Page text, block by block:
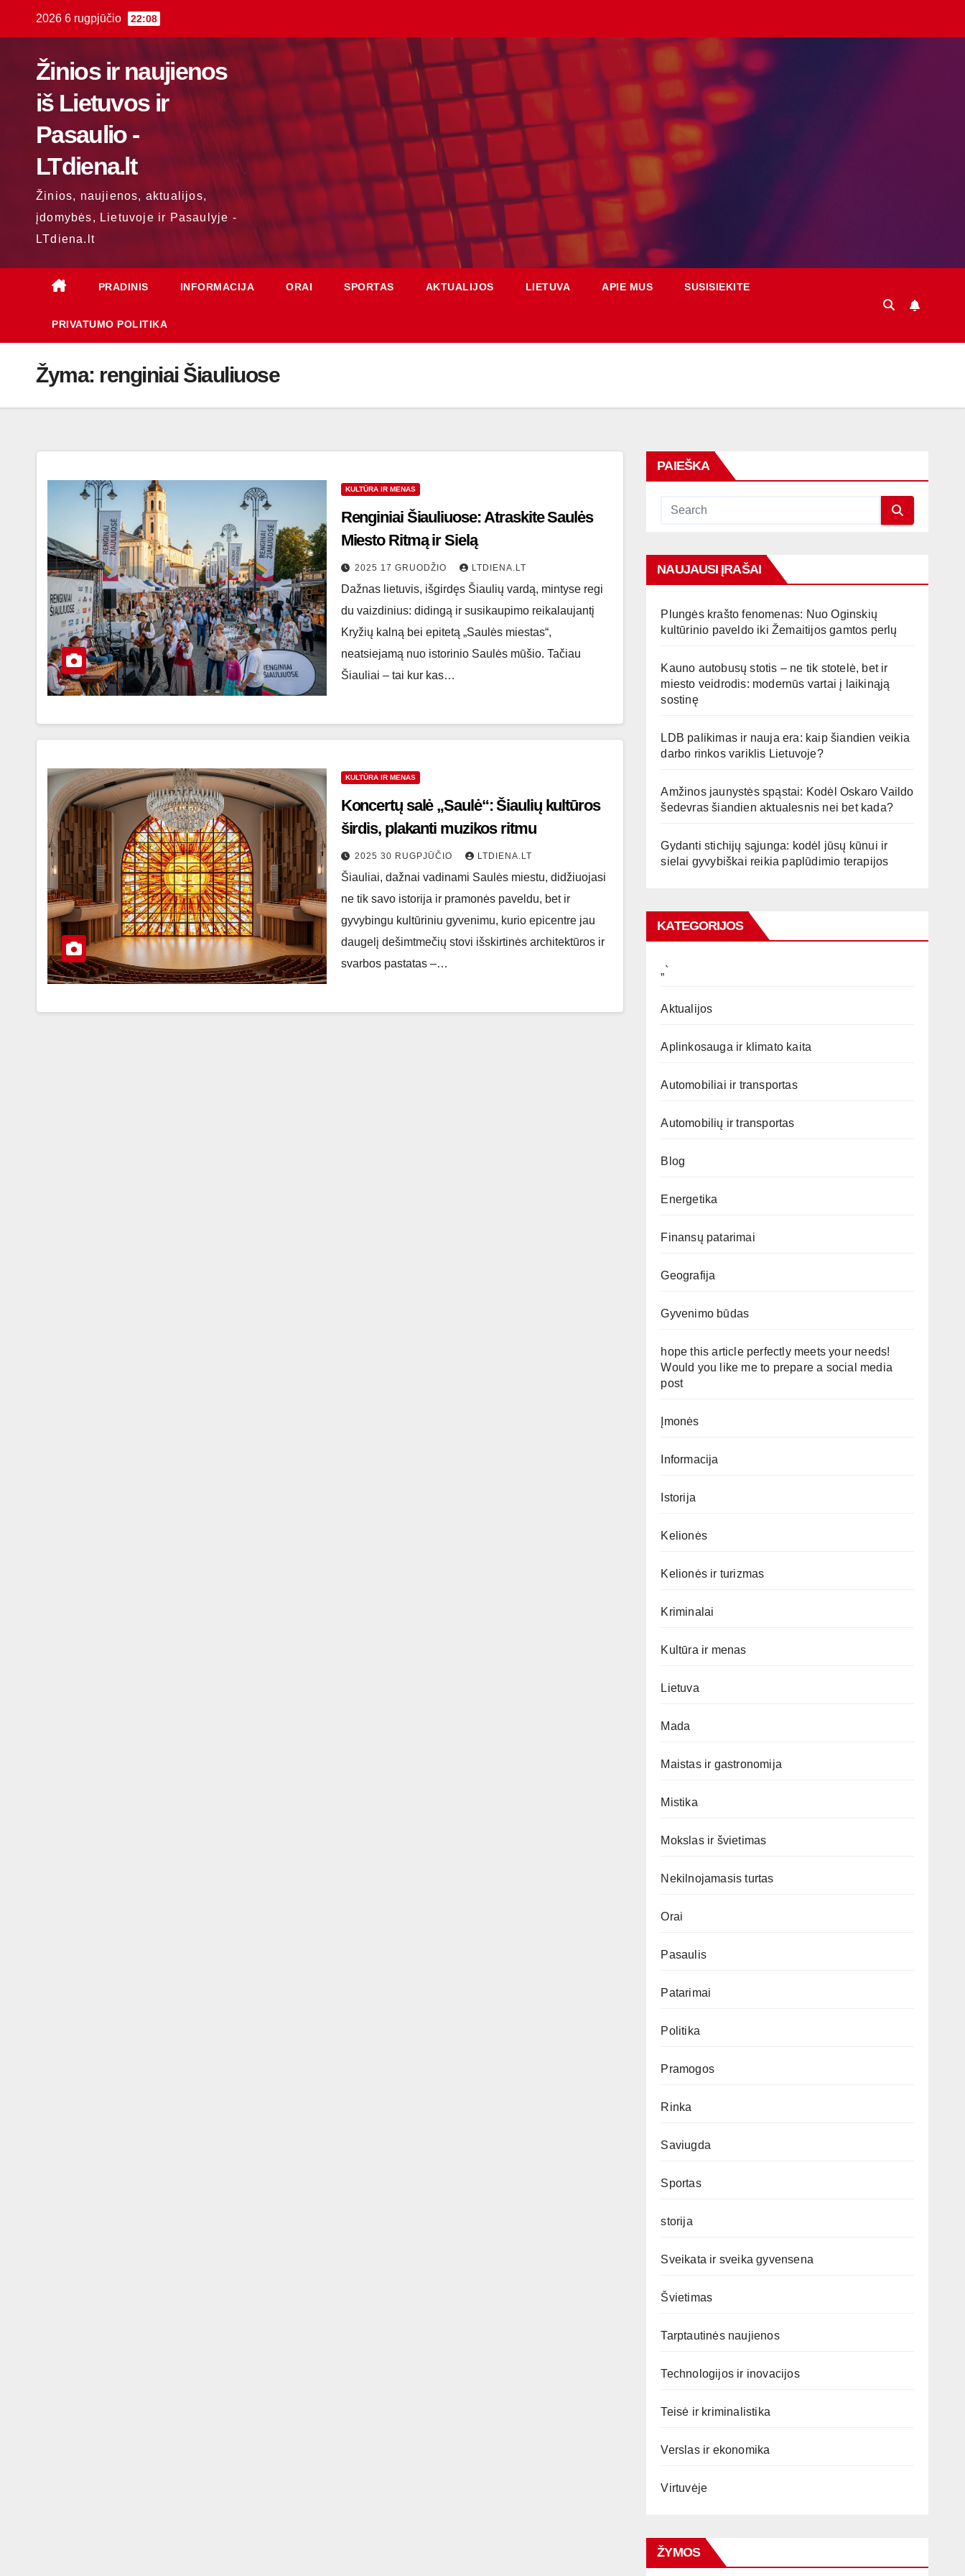
2026 6 rugpjūčio 22:08
Žinios ir naujienos
iš Lietuvos ir
Pasaulio -
LTdiena.lt
Žinios, naujienos, aktualijos,
įdomybės, Lietuvoje ir Pasaulyje -
LTdiena.lt
PRADINIS INFORMACIJA ORAI SPORTAS AKTUALIJOS LIETUVA APIE MUS SUSISIEKITE
PRIVATUMO POLITIKA
Žyma: renginiai Šiauliuose
KULTŪRA IR MENAS
Renginiai Šiauliuose: Atraskite Saulės
Miesto Ritmą ir Sielą
2025 17 GRUODŽIO LTDIENA.LT
Dažnas lietuvis, išgirdęs Šiaulių vardą, mintyse regi
du vaizdinius: didingą ir susikaupimo reikalaujantį
Kryžių kalną bei epitetą „Saulės miestas“,
neatsiejamą nuo istorinio Saulės mūšio. Tačiau
Šiauliai – tai kur kas…
KULTŪRA IR MENAS
Koncertų salė „Saulė“: Šiaulių kultūros
širdis, plakanti muzikos ritmu
2025 30 RUGPJŪČIO LTDIENA.LT
Šiauliai, dažnai vadinami Saulės miestu, didžiuojasi
ne tik savo istorija ir pramonės paveldu, bet ir
gyvybingu kultūriniu gyvenimu, kurio epicentre jau
daugelį dešimtmečių stovi išskirtinės architektūros ir
svarbos pastatas –…
PAIEŠKA
NAUJAUSI ĮRAŠAI
Plungės krašto fenomenas: Nuo Oginskių
kultūrinio paveldo iki Žemaitijos gamtos perlų
Kauno autobusų stotis – ne tik stotelė, bet ir
miesto veidrodis: modernūs vartai į laikinąją
sostinę
LDB palikimas ir nauja era: kaip šiandien veikia
darbo rinkos variklis Lietuvoje?
Amžinos jaunystės spąstai: Kodėl Oskaro Vaildo
šedevras šiandien aktualesnis nei bet kada?
Gydanti stichijų sąjunga: kodėl jūsų kūnui ir
sielai gyvybiškai reikia paplūdimio terapijos
KATEGORIJOS
„`
Aktualijos
Aplinkosauga ir klimato kaita
Automobiliai ir transportas
Automobilių ir transportas
Blog
Energetika
Finansų patarimai
Geografija
Gyvenimo būdas
hope this article perfectly meets your needs!
Would you like me to prepare a social media
post
Įmonės
Informacija
Istorija
Kelionės
Kelionės ir turizmas
Kriminalai
Kultūra ir menas
Lietuva
Mada
Maistas ir gastronomija
Mistika
Mokslas ir švietimas
Nekilnojamasis turtas
Orai
Pasaulis
Patarimai
Politika
Pramogos
Rinka
Saviugda
Sportas
storija
Sveikata ir sveika gyvensena
Švietimas
Tarptautinės naujienos
Technologijos ir inovacijos
Teisė ir kriminalistika
Verslas ir ekonomika
Virtuvėje
ŽYMOS